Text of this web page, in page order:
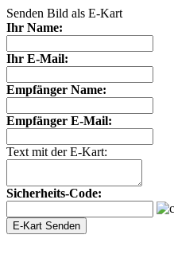
Senden Bild als E-Kart
Ihr Name:
Ihr E-Mail:
Empfänger Name:
Empfänger E-Mail:
Text mit der E-Kart:
Sicherheits-Code: